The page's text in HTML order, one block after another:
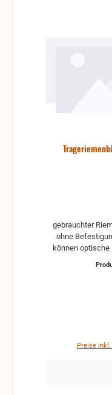
ohne
können optische
und die
Preise